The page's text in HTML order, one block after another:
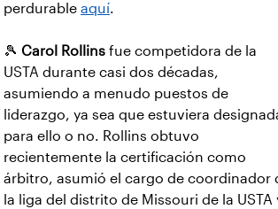
perdurable aquí.
🎾 Carol Rollins fue competidora de la
USTA durante casi dos décadas,
asumiendo a menudo puestos de
liderazgo, ya sea que estuviera
para ello o no. Rollins obtuvo
recientemente la certificación como
árbitro, asumió el cargo de coordinador
la liga del distrito de Missouri de la USTA